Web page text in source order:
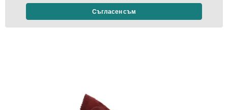
Съгласен съм